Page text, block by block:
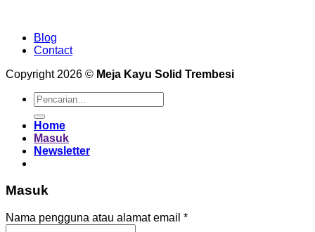
Blog
Contact
Copyright 2026 © Meja Kayu Solid Trembesi
Pencarian
untuk:
Home
Masuk
Newsletter
Masuk
Nama pengguna atau alamat email *Wajib